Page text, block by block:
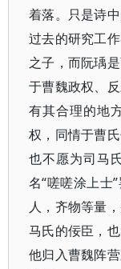
着落。只是诗
过去的研究工
之子，而阮瑀
于曹魏政权、
有其合理的地
权，同情于曹
也不愿为司马
名“嗟嗟涂上士
人，齐物等量
马氏的佞臣，
他归入曹魏阵